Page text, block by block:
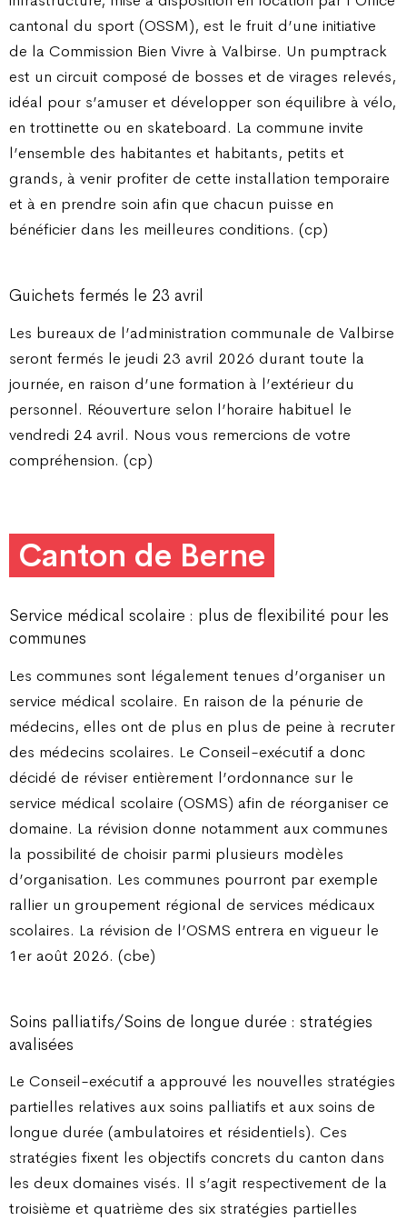
cantonal du sport (OSSM), est le fruit d’une initiative
de la Commission Bien Vivre à Valbirse. Un pumptrack
est un circuit composé de bosses et de virages relevés,
idéal pour s’amuser et développer son équilibre à vélo,
en trottinette ou en skateboard. La commune invite
l’ensemble des habitantes et habitants, petits et
grands, à venir profiter de cette installation temporaire
et à en prendre soin afin que chacun puisse en
bénéficier dans les meilleures conditions. (cp)
Guichets fermés le 23 avril
Les bureaux de l’administration communale de Valbirse
seront fermés le jeudi 23 avril 2026 durant toute la
journée, en raison d’une formation à l’extérieur du
personnel. Réouverture selon l’horaire habituel le
vendredi 24 avril. Nous vous remercions de votre
compréhension. (cp)
Canton de Berne
Service médical scolaire : plus de flexibilité pour les
communes
Les communes sont légalement tenues d’organiser un
service médical scolaire. En raison de la pénurie de
médecins, elles ont de plus en plus de peine à recruter
des médecins scolaires. Le Conseil-exécutif a donc
décidé de réviser entièrement l’ordonnance sur le
service médical scolaire (OSMS) afin de réorganiser ce
domaine. La révision donne notamment aux communes
la possibilité de choisir parmi plusieurs modèles
d’organisation. Les communes pourront par exemple
rallier un groupement régional de services médicaux
scolaires. La révision de l’OSMS entrera en vigueur le
1er août 2026. (cbe)
Soins palliatifs/Soins de longue durée : stratégies
avalisées
Le Conseil-exécutif a approuvé les nouvelles stratégies
partielles relatives aux soins palliatifs et aux soins de
longue durée (ambulatoires et résidentiels). Ces
stratégies fixent les objectifs concrets du canton dans
les deux domaines visés. Il s’agit respectivement de la
troisième et quatrième des six stratégies partielles